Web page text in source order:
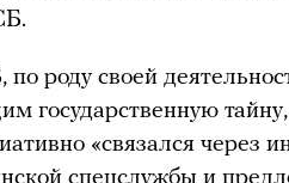
роду своей
государственную
«связался через
спецслужбы и